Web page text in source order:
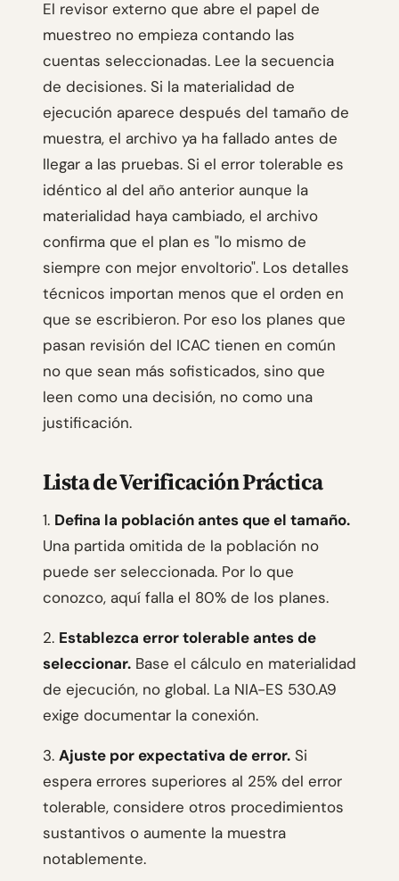
El revisor externo que abre el papel de
muestreo no empieza contando las
cuentas seleccionadas. Lee la secuencia
de decisiones. Si la materialidad de
ejecución aparece después del tamaño de
muestra, el archivo ya ha fallado antes de
llegar a las pruebas. Si el error tolerable es
idéntico al del año anterior aunque la
materialidad haya cambiado, el archivo
confirma que el plan es "lo mismo de
siempre con mejor envoltorio". Los detalles
técnicos importan menos que el orden en
que se escribieron. Por eso los planes que
pasan revisión del ICAC tienen en común
no que sean más sofisticados, sino que
leen como una decisión, no como una
justificación.
Lista de Verificación Práctica
1. Defina la población antes que el tamaño.
Una partida omitida de la población no
puede ser seleccionada. Por lo que
conozco, aquí falla el 80% de los planes.
2. Establezca error tolerable antes de
seleccionar. Base el cálculo en materialidad
de ejecución, no global. La NIA-ES 530.A9
exige documentar la conexión.
3. Ajuste por expectativa de error. Si
espera errores superiores al 25% del error
tolerable, considere otros procedimientos
sustantivos o aumente la muestra
notablemente.